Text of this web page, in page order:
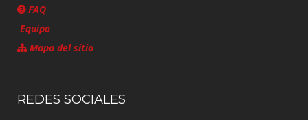
FAQ
Equipo
Mapa del sitio
REDES SOCIALES